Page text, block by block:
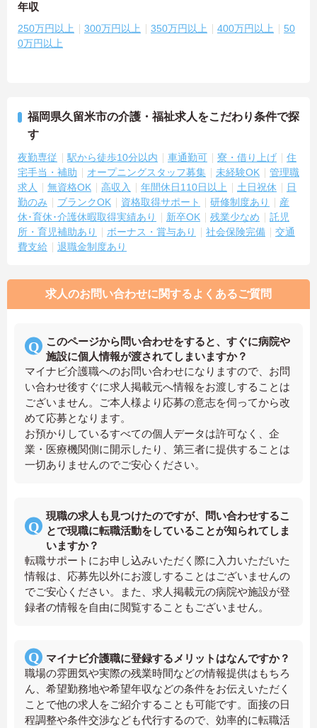
年収
250万円以上 300万円以上 350万円以上 400万円以上
50
0万円以上
福岡県久留米市の介護・福祉求人をこだわり条件で探
す
夜勤専従 駅から徒歩10分以内 車通勤可 寮・借り上げ
住
宅手当・補助
オープニングスタッフ募集 未経験OK
管理職
求人
無資格OK 高収入 年間休日110日以上 土日祝休
日
勤のみ
ブランクOK 資格取得サポート 研修制度あり
産
休･育休･介護休暇取得実績あり
新卒OK 残業少なめ
託児
所・育児補助あり
ボーナス・賞与あり 社会保険完備
交通
費支給
退職金制度あり
求人のお問い合わせに関するよくあるご質問
このページから問い合わせをすると、すぐに病院や
施設に個人情報が渡されてしまいますか？
マイナビ介護職へのお問い合わせになりますので、お問
い合わせ後すぐに求人掲載元へ情報をお渡しすることは
ございません。ご本人様より応募の意志を伺ってから改
めて応募となります。
お預かりしているすべての個人データは許可なく、企
業・医療機関側に開示したり、第三者に提供することは
一切ありませんのでご安心ください。
現職の求人も見つけたのですが、問い合わせするこ
とで現職に転職活動をしていることが知られてしま
いますか？
転職サポートにお申し込みいただく際に入力いただいた
情報は、応募先以外にお渡しすることはございませんの
でご安心ください。また、求人掲載元の病院や施設が登
録者の情報を自由に閲覧することもございません。
マイナビ介護職に登録するメリットはなんですか？
職場の雰囲気や実際の残業時間などの情報提供はもちろ
ん、希望勤務地や希望年収などの条件をお伝えいただく
ことで他の求人をご紹介することも可能です。面接の日
程調整や条件交渉なども代行するので、効率的に転職活